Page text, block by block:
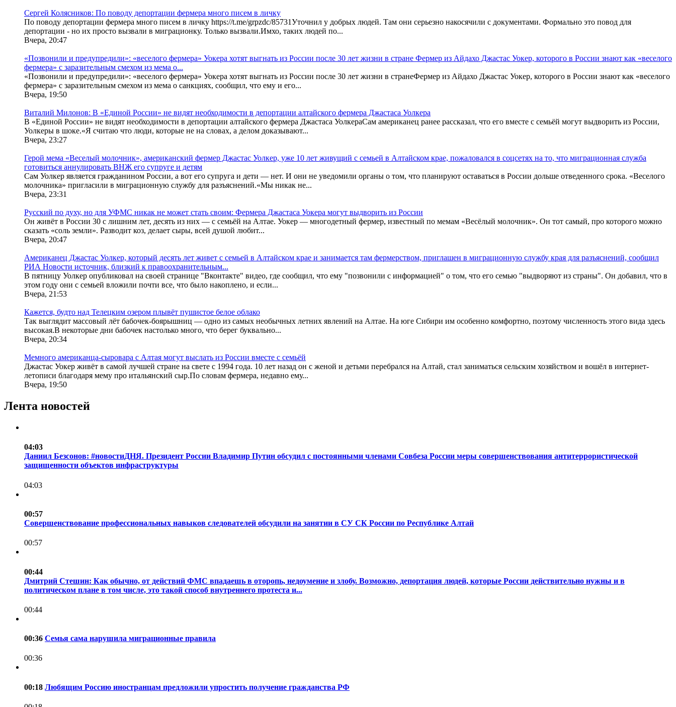
Сергей Колясников: По поводу депортации фермера много писем в личку
По поводу депортации фермера много писем в личку https://t.me/grpzdc/85731Уточнил у добрых людей. Там они серьезно накосячили с документами. Формально это повод для
депортации - но их просто вызвали в миграционку. Только вызвали.Имхо, таких людей по...
Вчера, 20:47
«Позвонили и предупредили»: «веселого фермера» Уокера хотят выгнать из России после 30 лет жизни в стране Фермер из Айдахо Джастас Уокер, которого в России знают как «веселого
фермера» с заразительным смехом из мема о...
«Позвонили и предупредили»: «веселого фермера» Уокера хотят выгнать из России после 30 лет жизни в странеФермер из Айдахо Джастас Уокер, которого в России знают как «веселого
фермера» с заразительным смехом из мема о санкциях, сообщил, что ему и его...
Вчера, 19:50
Виталий Милонов: В «Единой России» не видят необходимости в депортации алтайского фермера Джастаса Уолкера
В «Единой России» не видят необходимости в депортации алтайского фермера Джастаса УолкераСам американец ранее рассказал, что его вместе с семьёй могут выдворить из России,
Уолкеры в шоке.«Я считаю что люди, которые не на словах, а делом доказывают...
Вчера, 23:27
Герой мема «Веселый молочник», американский фермер Джастас Уолкер, уже 10 лет живущий с семьей в Алтайском крае, пожаловался в соцсетях на то, что миграционная служба
готовиться аннулировать ВНЖ его супруге и детям
Сам Уолкер является гражданином России, а вот его супруга и дети — нет. И они не уведомили органы о том, что планируют оставаться в России дольше отведенного срока. «Веселого
молочника» пригласили в миграционную службу для разъяснений.«Мы никак не...
Вчера, 23:31
Русский по духу, но для УФМС никак не может стать своим: Фермера Джастаса Уокера могут выдворить из России
Он живёт в России 30 с лишним лет, десять из них — с семьёй на Алтае. Уокер — многодетный фермер, известный по мемам «Весёлый молочник». Он тот самый, про которого можно
сказать «соль земли». Разводит коз, делает сыры, всей душой любит...
Вчера, 20:47
Американец Джастас Уолкер, который десять лет живет с семьей в Алтайском крае и занимается там фермерством, приглашен в миграционную службу края для разъяснений, сообщил
РИА Новости источник, близкий к правоохранительным...
В пятницу Уолкер опубликовал на своей странице "Вконтакте" видео, где сообщил, что ему "позвонили с информацией" о том, что его семью "выдворяют из страны". Он добавил, что в
этом году они с семьей вложили почти все, что было накоплено, и если...
Вчера, 21:53
Кажется, будто над Телецким озером плывёт пушистое белое облако
Так выглядит массовый лёт бабочек-боярышниц — одно из самых необычных летних явлений на Алтае. На юге Сибири им особенно комфортно, поэтому численность этого вида здесь
высокая.В некоторые дни бабочек настолько много, что берег буквально...
Вчера, 20:34
Мемного американца-сыровара с Алтая могут выслать из России вместе с семьёй
Джастас Уокер живёт в самой лучшей стране на свете с 1994 года. 10 лет назад он с женой и детьми перебрался на Алтай, стал заниматься сельским хозяйством и вошёл в интернет-
летописи благодаря мему про итальянский сыр.По словам фермера, недавно ему...
Вчера, 19:50
Лента новостей
04:03
Даниил Безсонов: #новостиДНЯ. Президент России Владимир Путин обсудил с постоянными членами Совбеза России меры совершенствования антитеррористической
защищенности объектов инфраструктуры
04:03
00:57
Совершенствование профессиональных навыков следователей обсудили на занятии в СУ СК России по Республике Алтай
00:57
00:44
Дмитрий Стешин: Как обычно, от действий ФМС впадаешь в оторопь, недоумение и злобу. Возможно, депортация людей, которые России действительно нужны и в
политическом плане в том числе, это такой способ внутреннего протеста и...
00:44
00:36 Семья сама нарушила миграционные правила
00:36
00:18 Любящим Россию иностранцам предложили упростить получение гражданства РФ